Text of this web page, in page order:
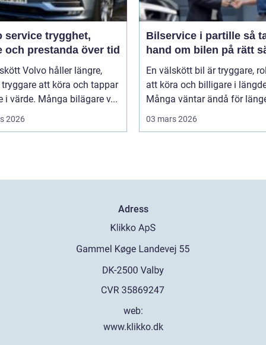
trygghet,
och prestanda över tid
Volvo håller längre,
att köra och tappar
i värde. Många bilägare v...
2026
Bilservice i partille så tar du
hand om bilen på rätt
En välskött bil är tryggare,
att köra och billigare i
Många väntar ändå för
03 mars 2026
Adress
web:
www.klikko.dk